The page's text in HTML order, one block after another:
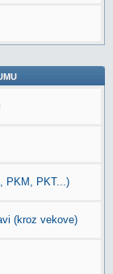
PKM, PKT...)
(kroz vekove)